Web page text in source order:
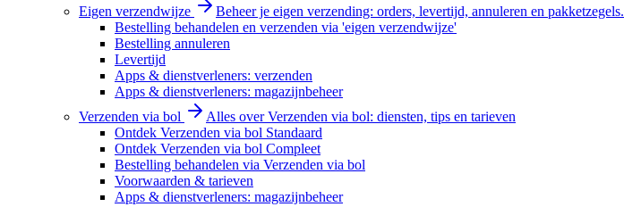
Eigen verzendwijze
Beheer je eigen verzending: orders, levertijd, annuleren en pakketzegels.
Bestelling behandelen en verzenden via 'eigen verzendwijze'
Bestelling annuleren
Levertijd
Apps & dienstverleners: verzenden
Apps & dienstverleners: magazijnbeheer
Verzenden via bol
Alles over Verzenden via bol: diensten, tips en tarieven
Ontdek Verzenden via bol Standaard
Ontdek Verzenden via bol Compleet
Bestelling behandelen via Verzenden via bol
Voorwaarden & tarieven
Apps & dienstverleners: magazijnbeheer